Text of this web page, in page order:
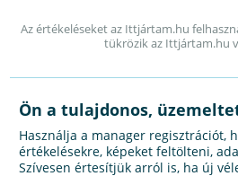
Az értékeléseket az Ittjártam.hu
tükrözik az Ittjártam.hu
Ön a tulajdonos,
Használja a manager regisztrációt,
értékelésekre, képeket feltölteni,
Szívesen értesítjük arról is, ha új